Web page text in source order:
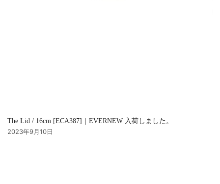
The Lid / 16cm [ECA387]｜EVERNEW 入荷しました。
2023年9月10日